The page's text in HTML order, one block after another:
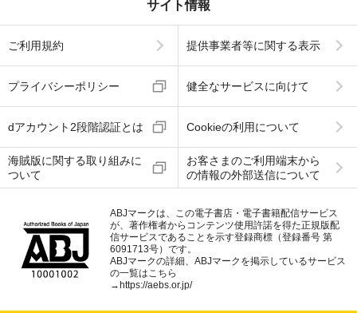
サイト情報
ご利用規約 提供事業者等に関する表示
プライバシーポリシー 健全なサービスに向けて
dアカウント2段階認証とは Cookieの利用について
海賊版に関する取り組みに
ついて
お客さまのご利用端末から
の情報の外部送信について
ABJマークは、この電子書店・電子書籍配信サービス
が、著作権者からコンテンツ使用許諾を得た正規版配
信サービスであることを示す登録商標（登録番号 第
6091713号）です。
ABJマークの詳細、ABJマークを掲示しているサービス
の一覧はこちら
→ https://aebs.or.jp/